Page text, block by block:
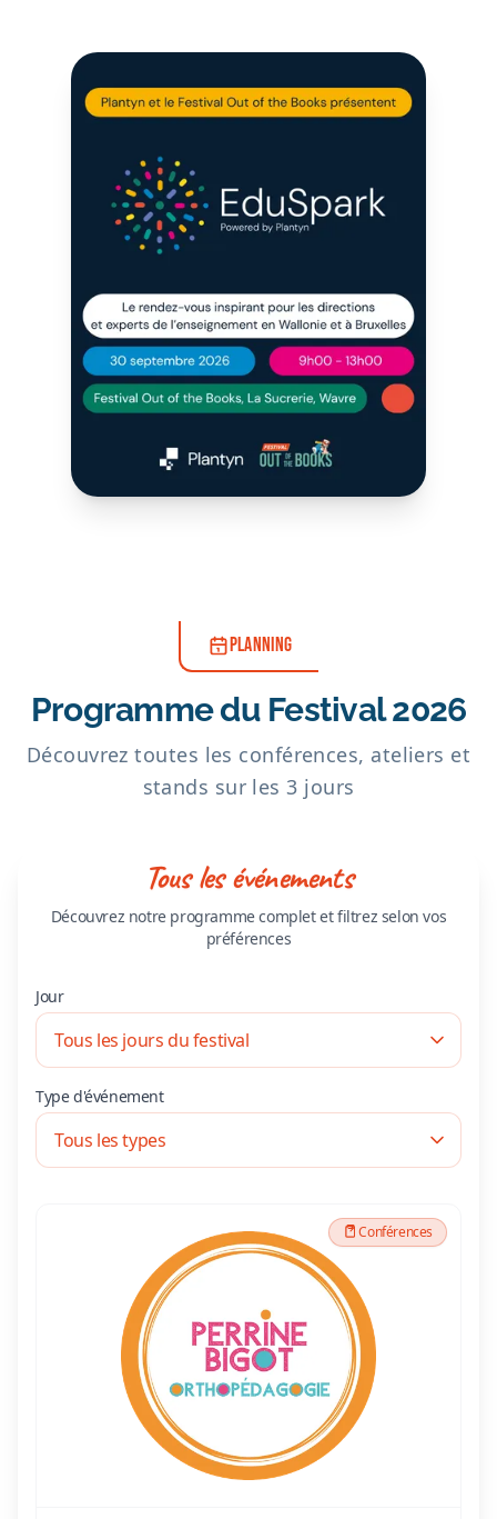
PLANNING
Programme du Festival 2026
Découvrez toutes les conférences, ateliers et
stands sur les 3 jours
Tous les événements
Découvrez notre programme complet et filtrez selon vos
préférences
Jour
Type d'événement
Conférences